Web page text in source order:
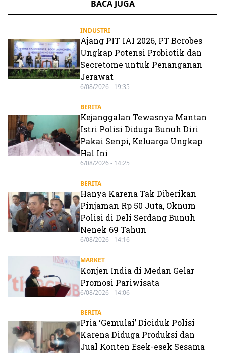
BACA JUGA
INDUSTRI
Ajang PIT IAI 2026, PT Bcrobes
Ungkap Potensi Probiotik dan
Secretome untuk Penanganan
Jerawat
6/08/2026 - 19:35
BERITA
Kejanggalan Tewasnya Mantan
Istri Polisi Diduga Bunuh Diri
Pakai Senpi, Keluarga Ungkap
Hal Ini
6/08/2026 - 14:25
BERITA
Hanya Karena Tak Diberikan
Pinjaman Rp 50 Juta, Oknum
Polisi di Deli Serdang Bunuh
Nenek 69 Tahun
6/08/2026 - 14:16
MARKET
Konjen India di Medan Gelar
Promosi Pariwisata
6/08/2026 - 14:06
BERITA
Pria ‘Gemulai’ Diciduk Polisi
Karena Diduga Produksi dan
Jual Konten Esek-esek Sesama